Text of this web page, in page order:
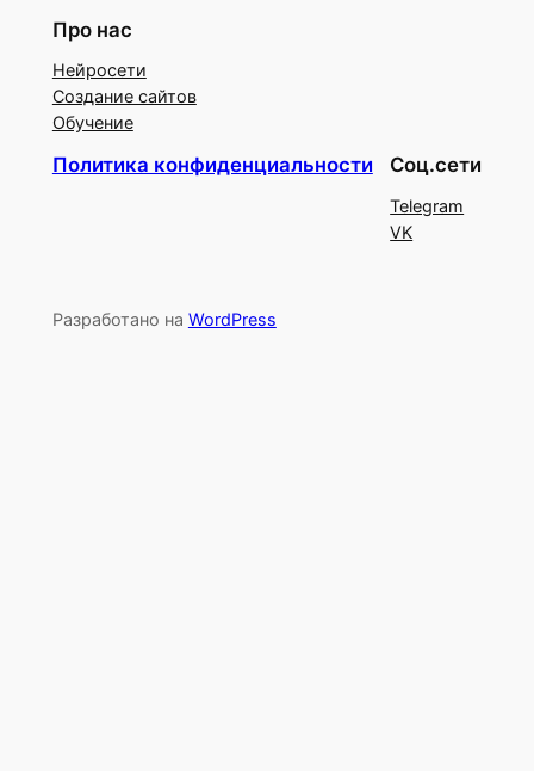
Про нас
Нейросети
Создание сайтов
Обучение
Политика конфиденциальности Соц.сети
Telegram
VK
Разработано на WordPress